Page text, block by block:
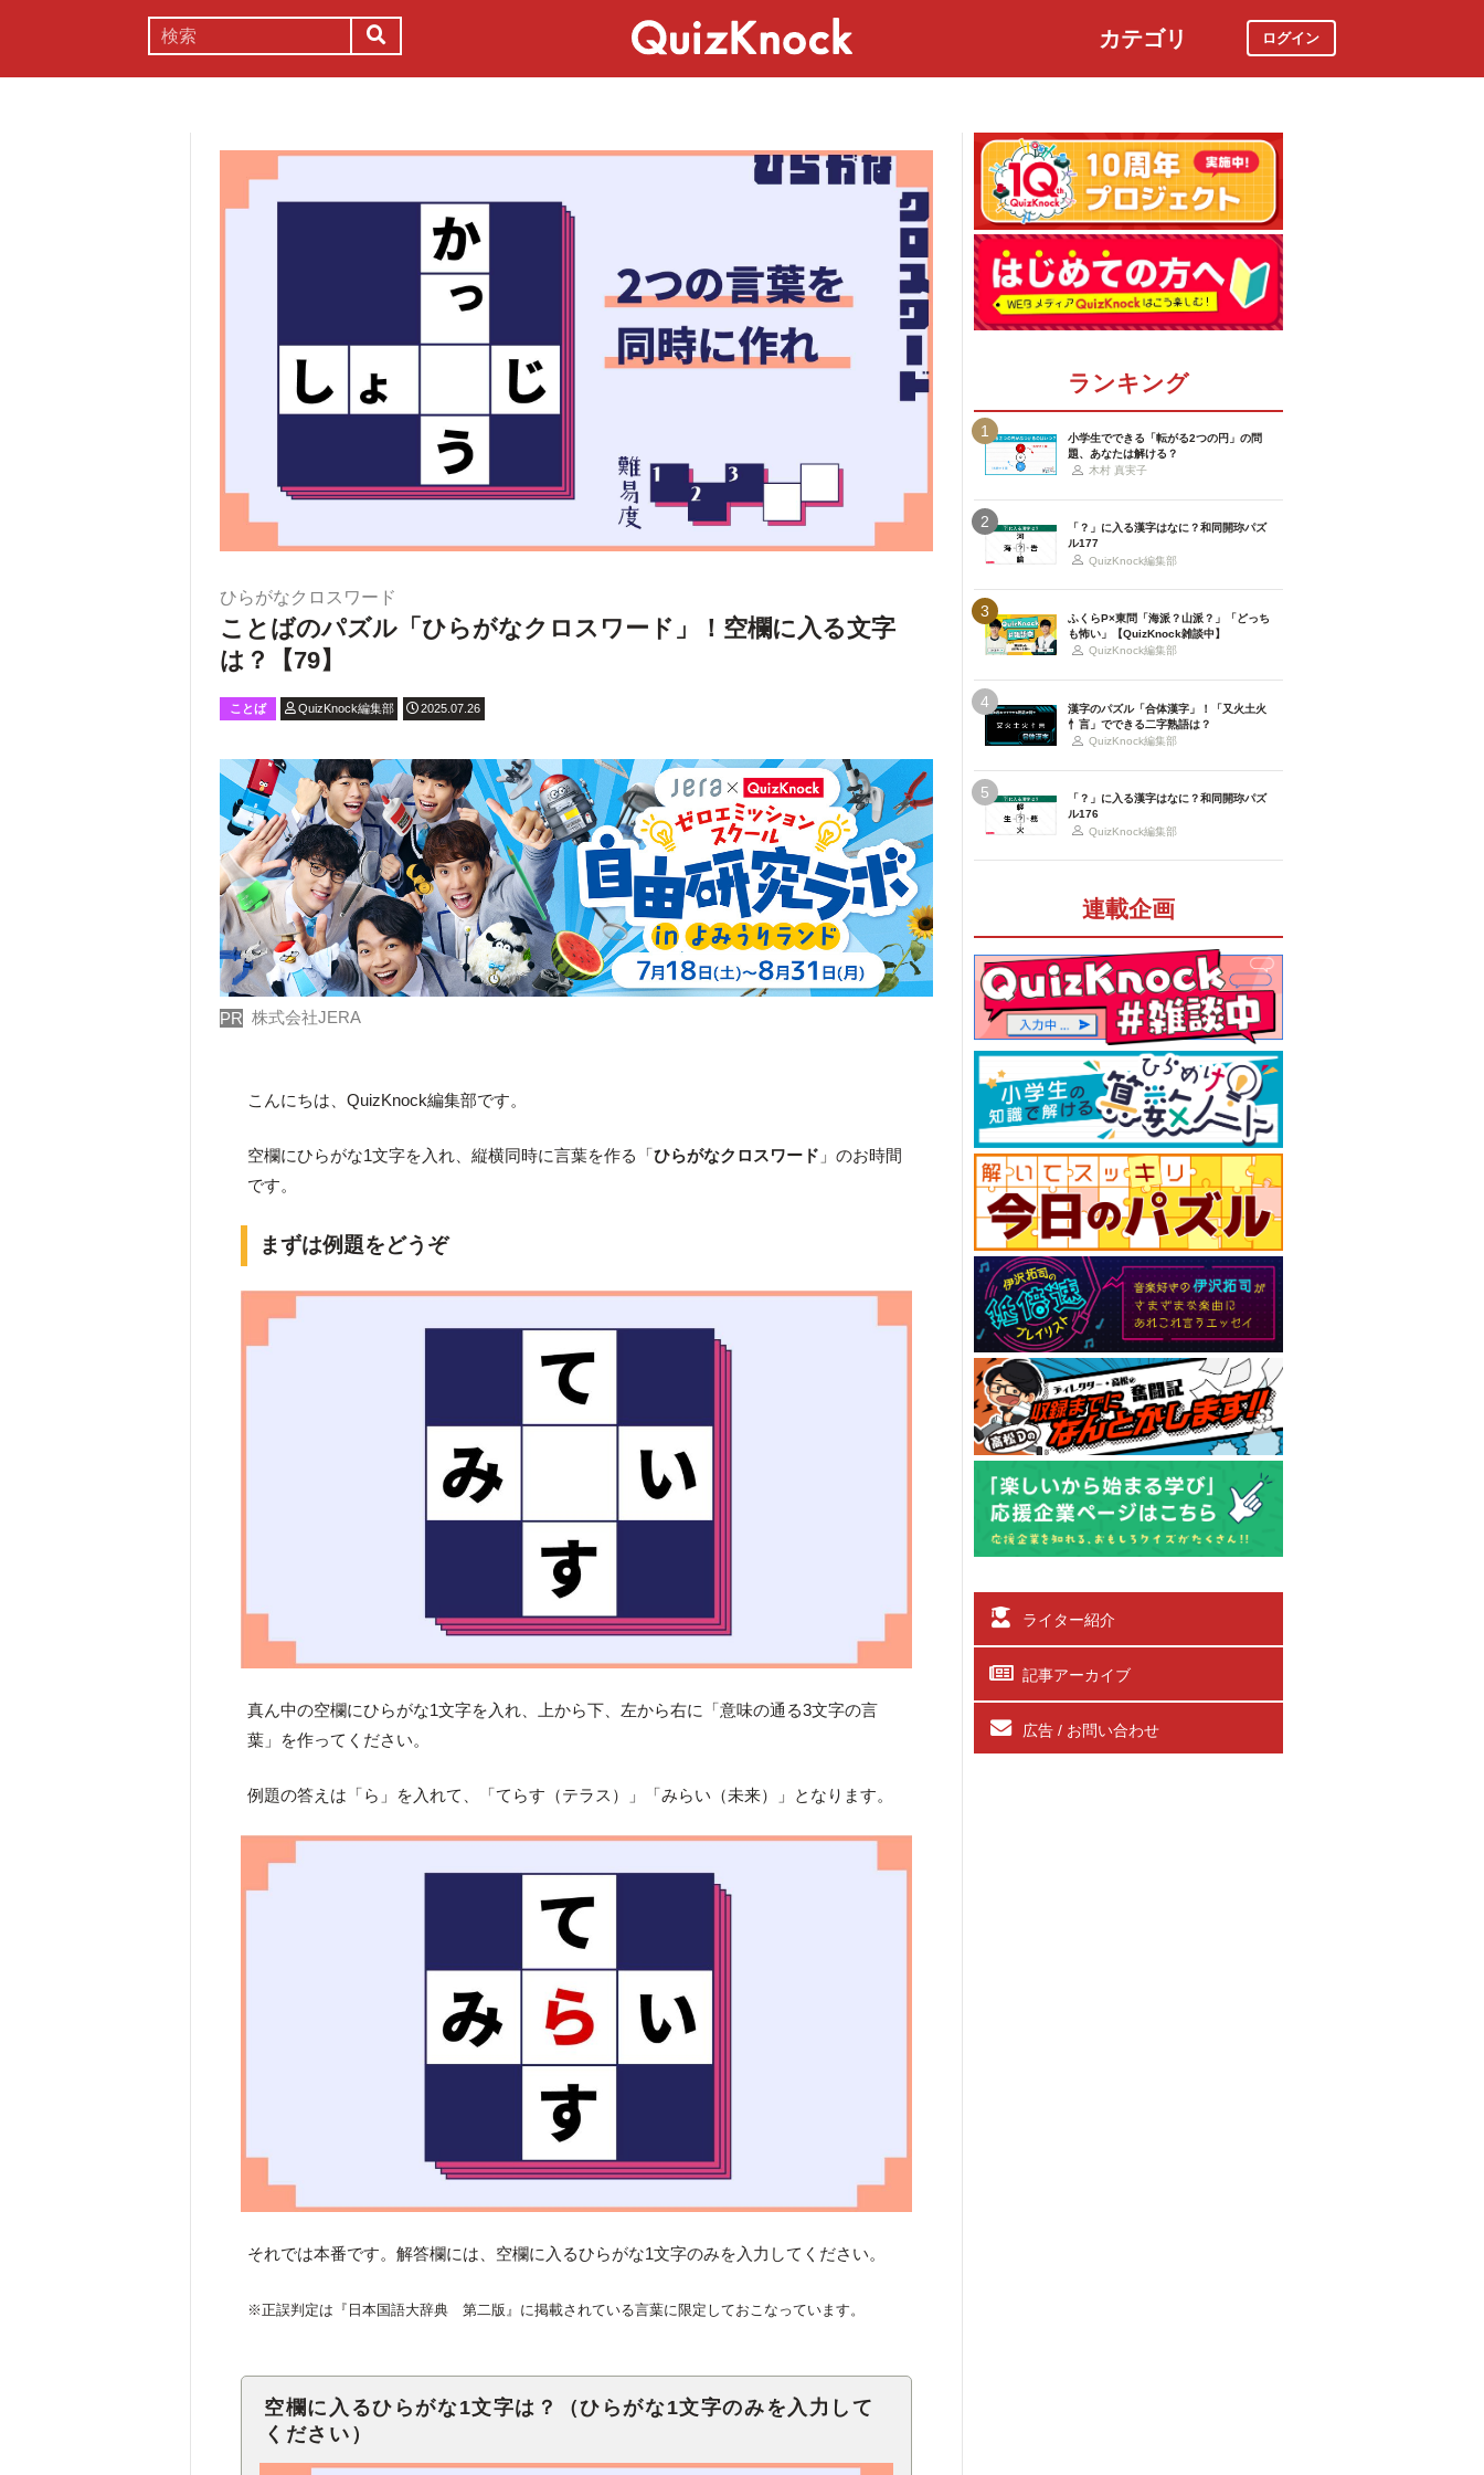
カテゴリ ログイン
ひらがなクロスワード
ことばのパズル「ひらがなクロスワード」！空欄に入る文字
は？【79】
ことば QuizKnock編集部 2025.07.26
PR 株式会社JERA
こんにちは、QuizKnock編集部です。
空欄にひらがな1文字を入れ、縦横同時に言葉を作る「ひらがなクロスワード 」のお時間
です。
まずは例題をどうぞ
真ん中の空欄にひらがな1文字を入れ、上から下、左から右に「意味の通る3文字の言
葉」を作ってください。
例題の答えは「ら」を入れて、「てらす（テラス）」「みらい（未来）」となります。
それでは本番です。解答欄には、空欄に入るひらがな1文字のみを入力してください。
※正誤判定は『日本国語大辞典 第二版』に掲載されている言葉に限定しておこなっています。
空欄に入るひらがな1文字は？（ひらがな1文字のみを入力して
ください）
ランキング
1
小学生でできる「転がる2つの円」の問
題、あなたは解ける？
木村 真実子
2
「？」に入る漢字はなに？和同開珎パズ
ル177
QuizKnock編集部
3
ふくらP×東問「海派？山派？」「どっち
も怖い」【QuizKnock雑談中】
QuizKnock編集部
4
漢字のパズル「合体漢字」！「又火土火
忄言」でできる二字熟語は？
QuizKnock編集部
5
「？」に入る漢字はなに？和同開珎パズ
ル176
QuizKnock編集部
連載企画
ライター紹介
記事アーカイブ
広告 / お問い合わせ